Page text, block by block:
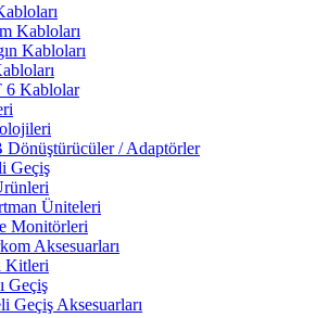
Kabloları
Kabloları
6 Kablolar
Dönüştürücüler / Adaptörler
Geçiş
Üniteleri
Monitörleri
Aksesuarları
Kitleri
Geçiş
Geçiş Aksesuarları